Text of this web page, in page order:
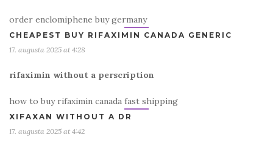
order enclomiphene buy germany
CHEAPEST BUY RIFAXIMIN CANADA GENERIC
17. augusta 2025 at 4:28
rifaximin without a perscription
how to buy rifaximin canada fast shipping
XIFAXAN WITHOUT A DR
17. augusta 2025 at 4:42